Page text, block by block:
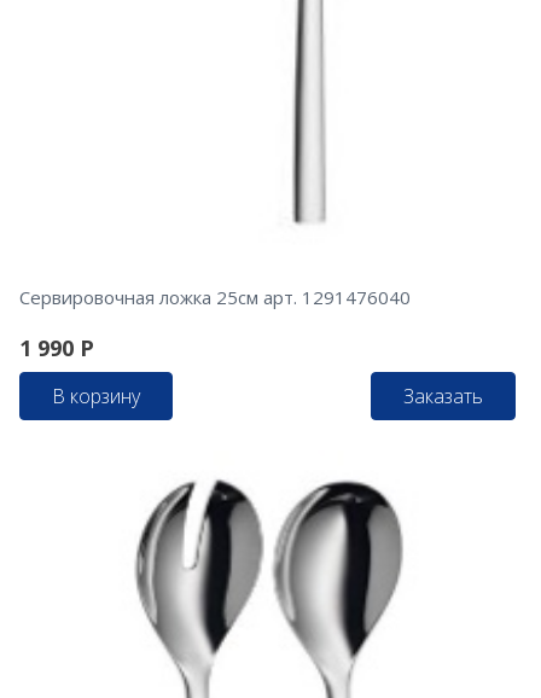
Сервировочная ложка 25см арт. 1291476040
1 990 Р
В корзину Заказать